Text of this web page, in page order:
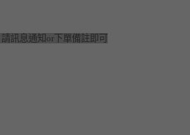
訊息通知or下單備註即可